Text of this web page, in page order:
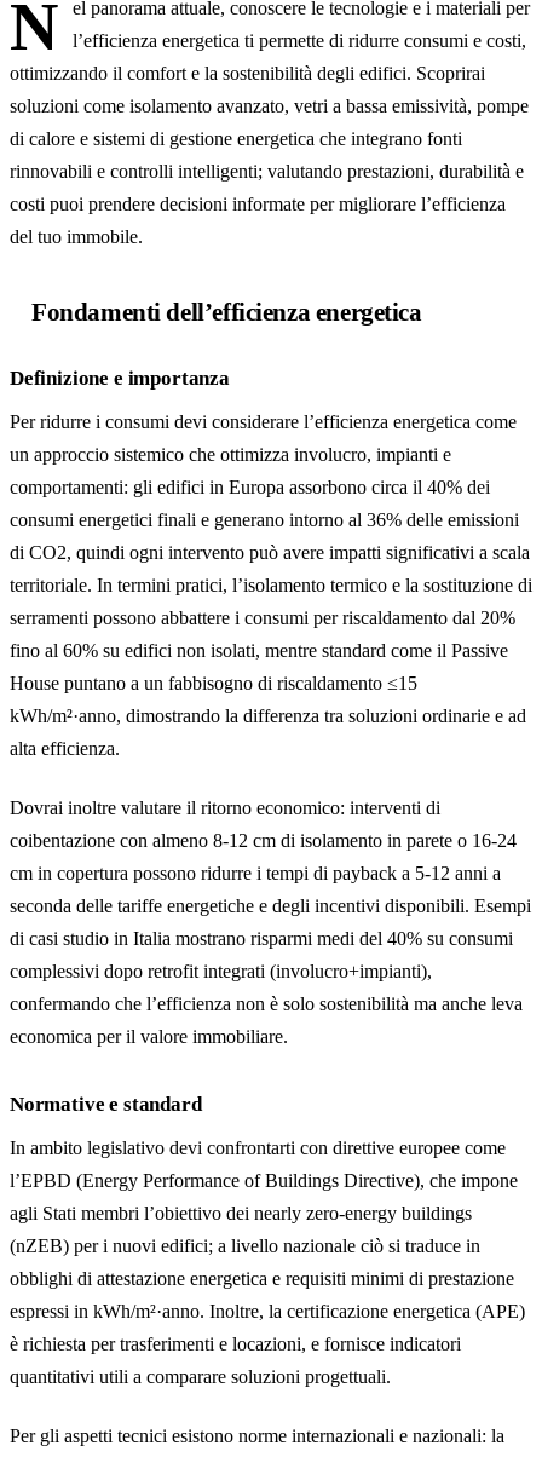
N
el panorama attuale, conoscere le tecnologie e i materiali per
l’efficienza energetica ti permette di ridurre consumi e costi,
ottimizzando il comfort e la sostenibilità degli edifici. Scoprirai
soluzioni come isolamento avanzato, vetri a bassa emissività, pompe
di calore e sistemi di gestione energetica che integrano fonti
rinnovabili e controlli intelligenti; valutando prestazioni, durabilità e
costi puoi prendere decisioni informate per migliorare l’efficienza
del tuo immobile.
Fondamenti dell’efficienza energetica
Definizione e importanza
Per ridurre i consumi devi considerare l’efficienza energetica come
un approccio sistemico che ottimizza involucro, impianti e
comportamenti: gli edifici in Europa assorbono circa il 40% dei
consumi energetici finali e generano intorno al 36% delle emissioni
di CO2, quindi ogni intervento può avere impatti significativi a scala
territoriale. In termini pratici, l’isolamento termico e la sostituzione di
serramenti possono abbattere i consumi per riscaldamento dal 20%
fino al 60% su edifici non isolati, mentre standard come il Passive
House puntano a un fabbisogno di riscaldamento ≤15
kWh/m²·anno, dimostrando la differenza tra soluzioni ordinarie e ad
alta efficienza.
Dovrai inoltre valutare il ritorno economico: interventi di
coibentazione con almeno 8-12 cm di isolamento in parete o 16-24
cm in copertura possono ridurre i tempi di payback a 5-12 anni a
seconda delle tariffe energetiche e degli incentivi disponibili. Esempi
di casi studio in Italia mostrano risparmi medi del 40% su consumi
complessivi dopo retrofit integrati (involucro+impianti),
confermando che l’efficienza non è solo sostenibilità ma anche leva
economica per il valore immobiliare.
Normative e standard
In ambito legislativo devi confrontarti con direttive europee come
l’EPBD (Energy Performance of Buildings Directive), che impone
agli Stati membri l’obiettivo dei nearly zero‑energy buildings
(nZEB) per i nuovi edifici; a livello nazionale ciò si traduce in
obblighi di attestazione energetica e requisiti minimi di prestazione
espressi in kWh/m²·anno. Inoltre, la certificazione energetica (APE)
è richiesta per trasferimenti e locazioni, e fornisce indicatori
quantitativi utili a comparare soluzioni progettuali.
Per gli aspetti tecnici esistono norme internazionali e nazionali: la
Tecnologie e materiali per l’efficienza energetica